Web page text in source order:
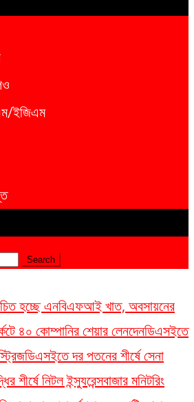
ইজিএম
হচ্ছে এনবিএফআই খাত, অবসায়নের
৪০ কোম্পানির শেয়ার লেনদেনডিএসইতে
ডিএসইতে দর পতনের শীর্ষে সেনা
শীর্ষে নিটল ইন্স্যুরেন্সবাজার মনিটরিং